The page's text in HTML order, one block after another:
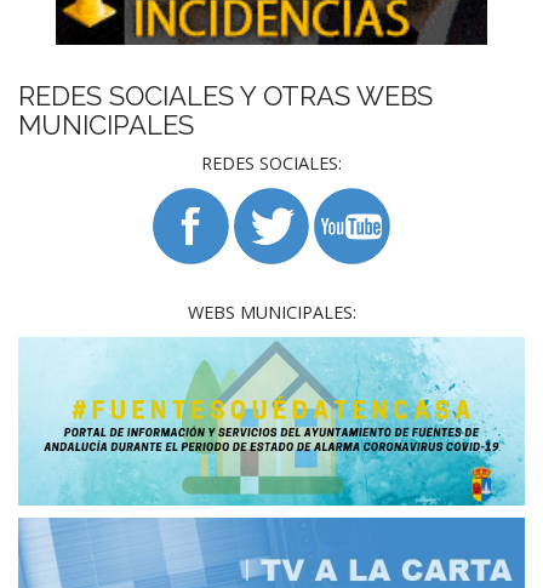
REDES SOCIALES Y OTRAS WEBS
MUNICIPALES
REDES SOCIALES:
WEBS MUNICIPALES: